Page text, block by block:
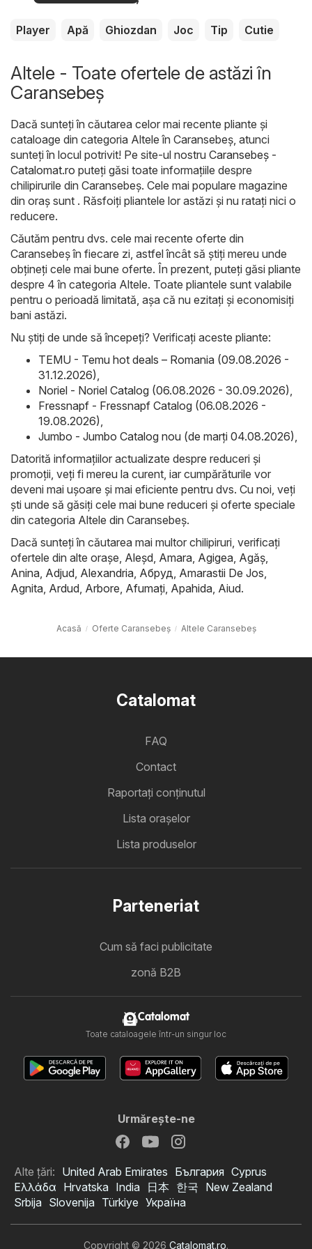
Player Apă Ghiozdan Joc Tip Cutie
Altele - Toate ofertele de astăzi în
Caransebeş
Dacă sunteți în căutarea celor mai recente pliante și
cataloage din categoria Altele în Caransebeş, atunci
sunteți în locul potrivit! Pe site-ul nostru Caransebeş -
Catalomat.ro puteți găsi toate informațiile despre
chilipirurile din Caransebeş. Cele mai populare magazine
din oraș sunt . Răsfoiți pliantele lor astăzi și nu ratați nici o
reducere.
Căutăm pentru dvs. cele mai recente oferte din
Caransebeş în fiecare zi, astfel încât să știți mereu unde
obțineți cele mai bune oferte. În prezent, puteți găsi pliante
despre 4 în categoria Altele. Toate pliantele sunt valabile
pentru o perioadă limitată, așa că nu ezitați și economisiți
bani astăzi.
Nu știți de unde să începeți? Verificați aceste pliante:
TEMU - Temu hot deals – Romania (09.08.2026 -
31.12.2026)
Noriel - Noriel Catalog (06.08.2026 - 30.09.2026)
Fressnapf - Fressnapf Catalog (06.08.2026 -
19.08.2026)
Jumbo - Jumbo Catalog nou (de marți 04.08.2026)
Datorită informațiilor actualizate despre reduceri și
promoții, veți fi mereu la curent, iar cumpărăturile vor
deveni mai ușoare și mai eficiente pentru dvs. Cu noi, veți
ști unde să găsiți cele mai bune reduceri și oferte speciale
din categoria Altele din Caransebeş.
Dacă sunteți în căutarea mai multor chilipiruri, verificați
ofertele din alte orașe, Aleşd Amara Agigea Agăş
Anina Adjud Alexandria Абруд Amarastii De Jos
Agnita Ardud Arbore Afumaţi Apahida Aiud.
Acasă Oferte Caransebeş Altele Caransebeş
Catalomat
FAQ
Contact
Raportați conținutul
Lista oraşelor
Lista produselor
Parteneriat
Cum să faci publicitate
zonă B2B
Catalomat
Toate cataloagele într-un singur loc
Urmăreşte-ne
Alte țări: United Arab Emirates България Cyprus
Ελλάδα Hrvatska India 日本 한국 New Zealand
Srbija Slovenija Türkiye Україна
Copyright © 2026 Catalomat.ro.